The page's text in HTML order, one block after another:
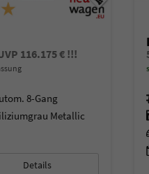
116.175 € !!!
8-Gang
Metallic
Details